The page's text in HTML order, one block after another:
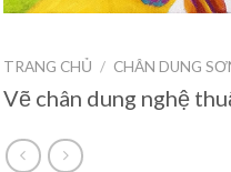
TRANG CHỦ / CHÂN DUNG
Vẽ chân dung nghệ